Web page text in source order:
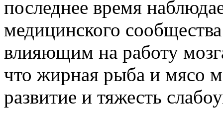
последнее время
медицинского
влияющим на работу
что жирная рыба и мясо
развитие и тяжесть